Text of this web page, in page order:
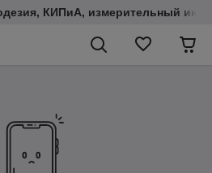
КИПиА, измерительный